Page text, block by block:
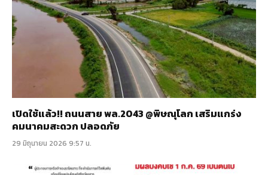
เปิดใช้แล้ว!! ถนนสาย พล.2043 @พิษณุโลก เสริมแกร่ง
คมนาคมสะดวก ปลอดภัย
29 มิถุนายน 2026 9:57 น.